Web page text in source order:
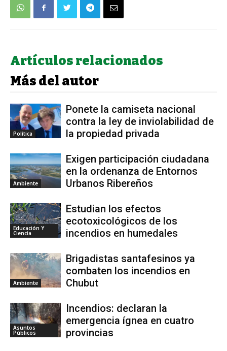
Artículos relacionados
Más del autor
Política
Ponete la camiseta nacional
contra la ley de inviolabilidad de
la propiedad privada
Ambiente
Exigen participación ciudadana
en la ordenanza de Entornos
Urbanos Ribereños
Educación Y
Ciencia
Estudian los efectos
ecotoxicológicos de los
incendios en humedales
Ambiente
Brigadistas santafesinos ya
combaten los incendios en
Chubut
Asuntos
Públicos
Incendios: declaran la
emergencia ígnea en cuatro
provincias